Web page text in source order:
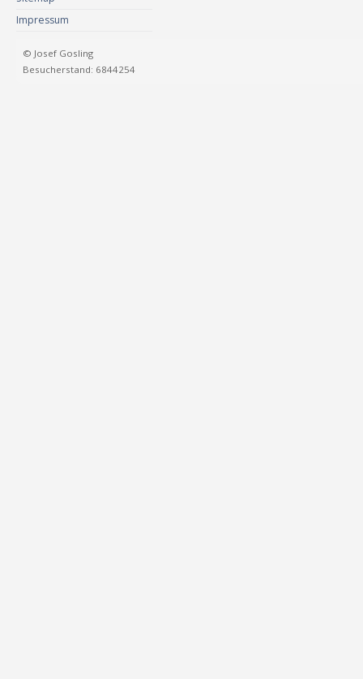
Impressum
© Josef Gosling
Besucherstand: 6844254